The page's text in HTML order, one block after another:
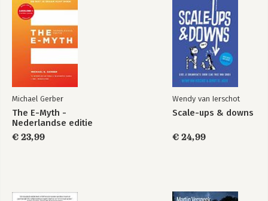
Michael Gerber
The E-Myth -
Nederlandse editie
€ 23,99
Wendy van Ierschot
Scale-ups & downs
€ 24,99